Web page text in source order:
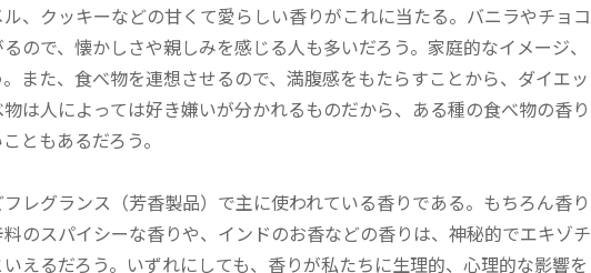
、クッキーなどの甘くて愛らしい香りがこれに当たる。バニラやチョコ
ので、懐かしさや親しみを感じる人も多いだろう。家庭的なイメージ、
また、食べ物を連想させるので、満腹感をもたらすことから、ダイエッ
は人によっては好き嫌いが分かれるものだから、ある種の食べ物の香り
ともあるだろう。
レグランス（芳香製品）で主に使われている香りである。もちろん香り
のスパイシーな香りや、インドのお香などの香りは、神秘的でエキゾチ
えるだろう。いずれにしても、香りが私たちに生理的、心理的な影響を